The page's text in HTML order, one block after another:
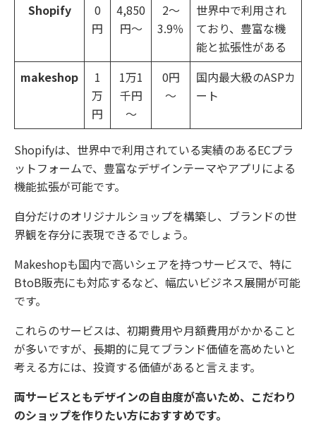
Shopify
0
円
4,850
円～
2～
3.9％
世界中で利用され
ており、豊富な機
能と拡張性がある
makeshop
1
万
円
1万1
千円
～
0円
～
国内最大級のASPカ
ート
Shopifyは、世界中で利用されている実績のあるECプラ
ットフォームで、豊富なデザインテーマやアプリによる
機能拡張が可能です。
自分だけのオリジナルショップを構築し、ブランドの世
界観を存分に表現できるでしょう。
Makeshopも国内で高いシェアを持つサービスで、特に
BtoB販売にも対応するなど、幅広いビジネス展開が可能
です。
これらのサービスは、初期費用や月額費用がかかること
が多いですが、長期的に見てブランド価値を高めたいと
考える方には、投資する価値があると言えます。
両サービスともデザインの自由度が高いため、こだわり
のショップを作りたい方におすすめです。